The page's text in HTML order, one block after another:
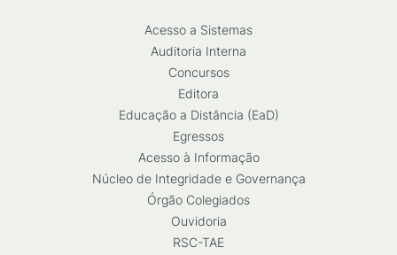
Acesso a Sistemas
Auditoria Interna
Concursos
Editora
Educação a Distância (EaD)
Egressos
Acesso à Informação
Núcleo de Integridade e Governança
Órgão Colegiados
Ouvidoria
RSC-TAE